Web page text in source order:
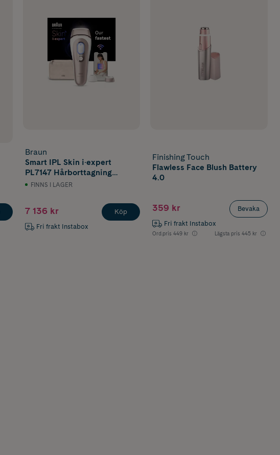
Braun
Smart IPL Skin i·expert
PL7147 Hårborttagning
hemma för kropp & ansikte
FINNS I LAGER
7 136 kr
Fri frakt Instabox
Köp
Finishing Touch
Flawless Face Blush Battery
4.0
359 kr
Fri frakt Instabox
Ord.pris 449 kr Lägsta pris 445 kr
Bevaka